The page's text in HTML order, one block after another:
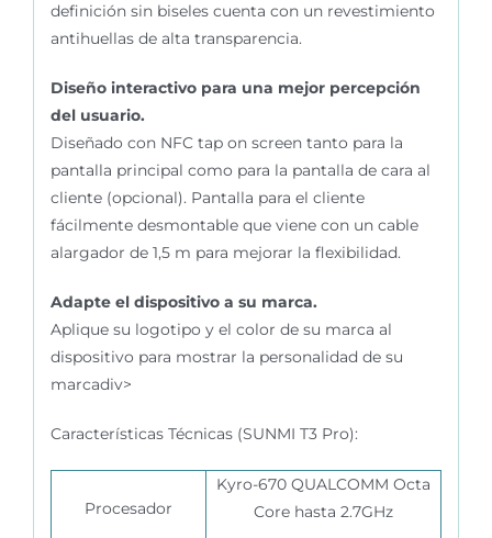
definición sin biseles cuenta con un revestimiento
antihuellas de alta transparencia.
Diseño interactivo para una mejor percepción
del usuario.
Diseñado con NFC tap on screen tanto para la
pantalla principal como para la pantalla de cara al
cliente (opcional). Pantalla para el cliente
fácilmente desmontable que viene con un cable
alargador de 1,5 m para mejorar la flexibilidad.
Adapte el dispositivo a su marca.
Aplique su logotipo y el color de su marca al
dispositivo para mostrar la personalidad de su
marcadiv>
Características Técnicas (SUNMI T3 Pro):
Procesador
Kyro-670 QUALCOMM Octa
Core hasta 2.7GHz